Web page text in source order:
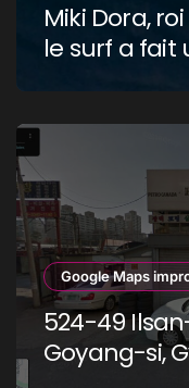
Miki Dora,
le surf a fait
Google Maps
524-49
Goyang-si,